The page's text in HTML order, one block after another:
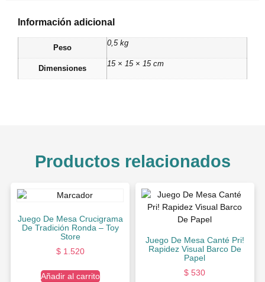
Información adicional
Peso
0,5 kg
Dimensiones
15 × 15 × 15 cm
Productos relacionados
Juego De Mesa Crucigrama
De Tradición Ronda – Toy
Store
$1.520
Añadir al carrito
Juego De Mesa Canté Pri!
Rapidez Visual Barco De
Papel
$ 530